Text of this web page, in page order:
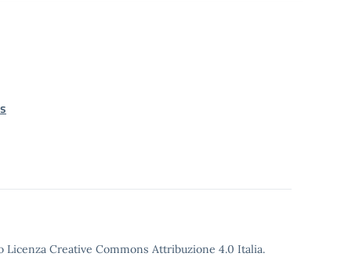
Creative Commons Attribuzione 4.0 Italia.